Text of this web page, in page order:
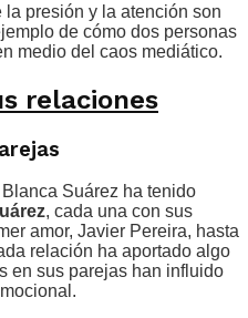
presión y la atención son
de cómo dos personas
medio del caos mediático.
relaciones
Suárez ha tenido
, cada una con sus
amor, Javier Pereira, hasta
relación ha aportado algo
en sus parejas han influido